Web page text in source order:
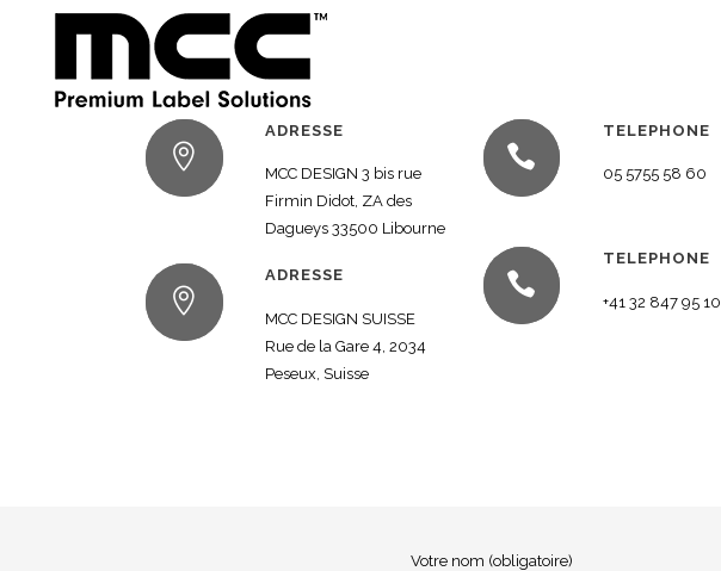
ADRESSE
MCC DESIGN 3 bis rue
Firmin Didot, ZA des
Dagueys 33500 Libourne
ADRESSE
MCC DESIGN SUISSE
Rue de la Gare 4, 2034
Peseux, Suisse
TELEPHONE
05 5755 58 60
TELEPHONE
+41 32 847 95 10
Votre nom (obligatoire)